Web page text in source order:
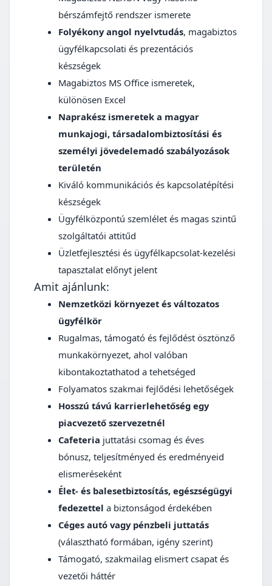
bérszámfejtő rendszer ismerete
Folyékony angol nyelvtudás, magabiztos
ügyfélkapcsolati és prezentációs
készségek
Magabiztos MS Office ismeretek,
különösen Excel
Naprakész ismeretek a magyar
munkajogi, társadalombiztosítási és
személyi jövedelemadó szabályozások
területén
Kiváló kommunikációs és kapcsolatépítési
készségek
Ügyfélközpontú szemlélet és magas szintű
szolgáltatói attitűd
Üzletfejlesztési és ügyfélkapcsolat-kezelési
tapasztalat előnyt jelent
Amit ajánlunk:
Nemzetközi környezet és változatos
ügyfélkör
Rugalmas, támogató és fejlődést ösztönző
munkakörnyezet, ahol valóban
kibontakoztathatod a tehetséged
Folyamatos szakmai fejlődési lehetőségek
Hosszú távú karrierlehetőség egy
piacvezető szervezetnél
Cafeteria juttatási csomag és éves
bónusz, teljesítményed és eredményeid
elismeréseként
Élet- és balesetbiztosítás, egészségügyi
fedezettel a biztonságod érdekében
Céges autó vagy pénzbeli juttatás
(választható formában, igény szerint)
Támogató, szakmailag elismert csapat és
vezetői háttér